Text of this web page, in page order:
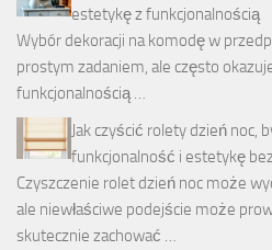
estetykę z funkcjonalnością
Wybór dekoracji na komodę w
prostym zadaniem, ale często
funkcjonalnością …
Jak czyścić rolety dzień noc,
funkcjonalność i estetykę
Czyszczenie rolet dzień noc może
ale niewłaściwe podejście może
skutecznie zachować …